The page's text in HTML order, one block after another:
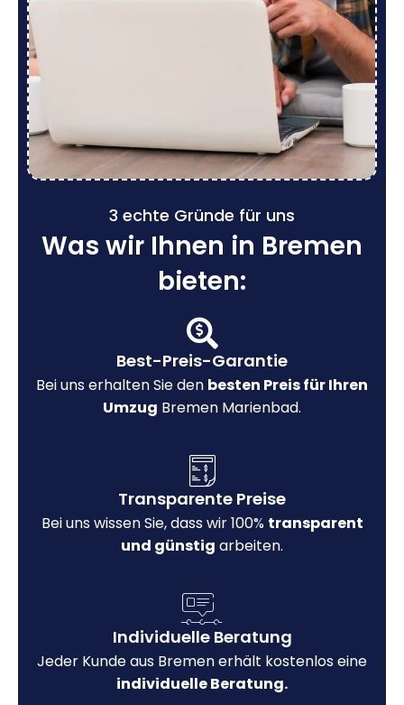
3 echte Gründe für uns
Was wir Ihnen in Bremen
bieten:
Best-Preis-Garantie
Bei uns erhalten Sie den besten Preis für Ihren
Umzug Bremen Marienbad.
Transparente Preise
Bei uns wissen Sie, dass wir 100% transparent
und günstig arbeiten.
Individuelle Beratung
Jeder Kunde aus Bremen erhält kostenlos eine
individuelle Beratung.